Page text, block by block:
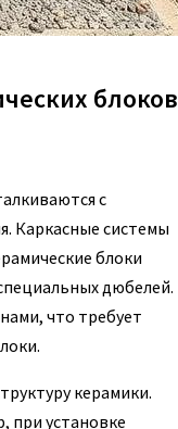
блоков
с
Каркасные системы
блоки
дюбелей.
что требует
керамики.
при установке